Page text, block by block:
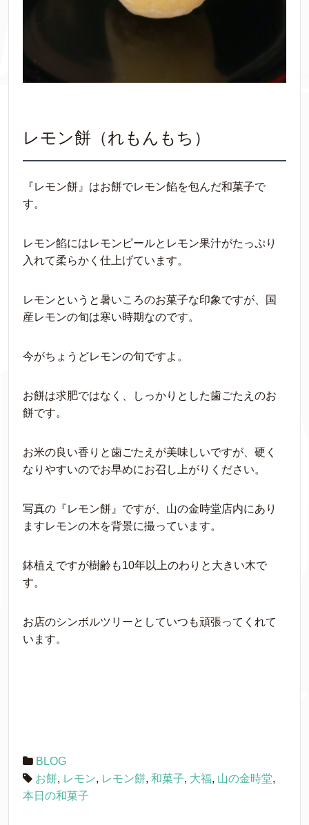
レモン餅（れもんもち）
『レモン餅』はお餅でレモン餡を包んだ和菓子で
す。
レモン餡にはレモンピールとレモン果汁がたっぷり
入れて柔らかく仕上げています。
レモンというと暑いころのお菓子な印象ですが、国
産レモンの旬は寒い時期なのです。
今がちょうどレモンの旬ですよ。
お餅は求肥ではなく、しっかりとした歯ごたえのお
餅です。
お米の良い香りと歯ごたえが美味しいですが、硬く
なりやすいのでお早めにお召し上がりください。
写真の『レモン餅』ですが、山の金時堂店内にあり
ますレモンの木を背景に撮っています。
鉢植えですが樹齢も10年以上のわりと大きい木で
す。
お店のシンボルツリーとしていつも頑張ってくれて
います。
BLOG
お餅, レモン, レモン餅, 和菓子, 大福, 山の金時堂,
本日の和菓子